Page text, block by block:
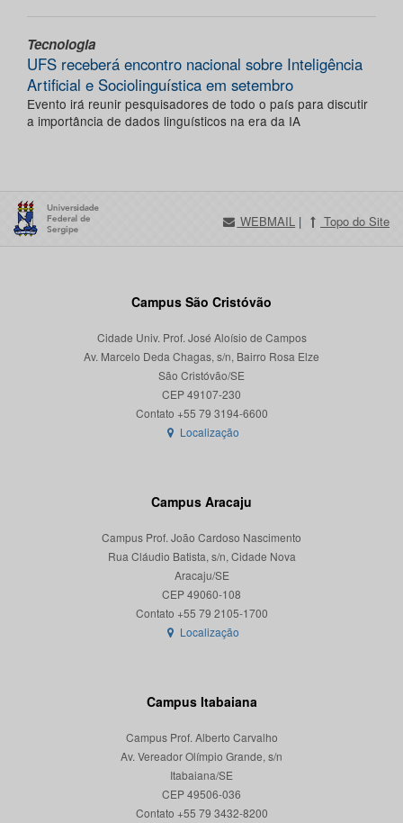
Tecnologia
UFS receberá encontro nacional sobre Inteligência
Artificial e Sociolinguística em setembro
Evento irá reunir pesquisadores de todo o país para discutir
a importância de dados linguísticos na era da IA
WEBMAIL | Topo do Site
Campus São Cristóvão
Cidade Univ. Prof. José Aloísio de Campos
Av. Marcelo Deda Chagas, s/n, Bairro Rosa Elze
São Cristóvão/SE
CEP 49107-230
Localização
Campus Aracaju
Campus Prof. João Cardoso Nascimento
Rua Cláudio Batista, s/n, Cidade Nova
Aracaju/SE
CEP 49060-108
Localização
Campus Itabaiana
Campus Prof. Alberto Carvalho
Av. Vereador Olímpio Grande, s/n
Itabaiana/SE
CEP 49506-036